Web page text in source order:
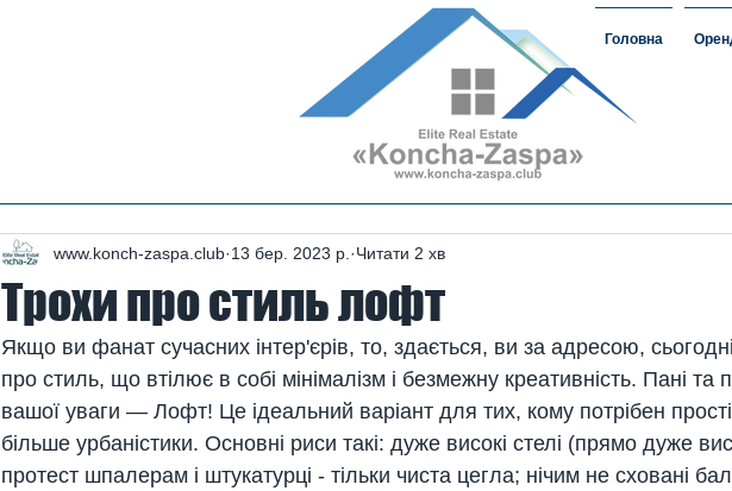
Головна
Трохи про стиль лофт
www.konch-zaspa.club 13 бер. 2023 р. Читати 2 хв
Якщо ви фанат сучасних інтер'єрів, то, здається, ви за адресою,
про стиль, що втілює в собі мінімалізм і безмежну креативність. Пані
вашої уваги — Лофт! Це ідеальний варіант для тих, кому потрібен
більше урбаністики. Основні риси такі: дуже високі стелі (прямо дуже
протест шпалерам і штукатурці - тільки чиста цегла; нічим не сховані